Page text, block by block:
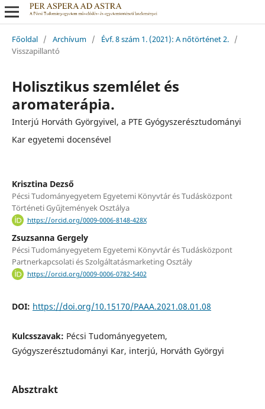
Főoldal / Archívum / Évf. 8 szám 1. (2021): A nőtörténet 2. /
Visszapillantó
Holisztikus szemlélet és
aromaterápia.
Interjú Horváth Györgyivel, a PTE Gyógyszerésztudományi
Kar egyetemi docensével
Krisztina Dezső
Pécsi Tudományegyetem Egyetemi Könyvtár és Tudásközpont
Történeti Gyűjtemények Osztálya
https://orcid.org/0009-0006-8148-428X
Zsuzsanna Gergely
Pécsi Tudományegyetem Egyetemi Könyvtár és Tudásközpont
Partnerkapcsolati és Szolgáltatásmarketing Osztály
https://orcid.org/0009-0006-0782-5402
DOI: https://doi.org/10.15170/PAAA.2021.08.01.08
Kulcsszavak: Pécsi Tudományegyetem,
Gyógyszerésztudományi Kar, interjú, Horváth Györgyi
Absztrakt